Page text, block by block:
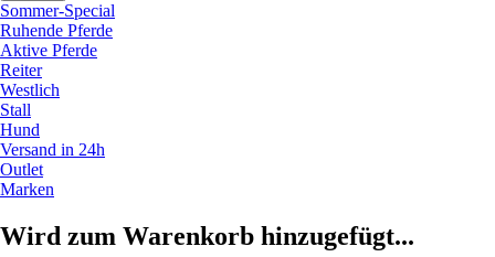
Sommer-Special
Ruhende Pferde
Aktive Pferde
Reiter
Westlich
Stall
Hund
Versand in 24h
Outlet
Marken
Wird zum Warenkorb hinzugefügt...